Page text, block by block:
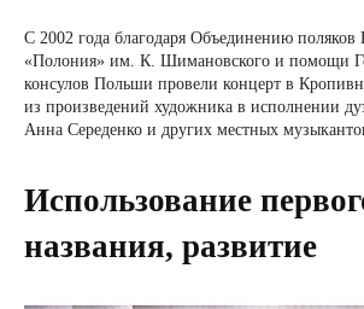
С 2002 года благодаря Объединению
«Полония» им. К. Шимановского и помощи
консулов Польши провели концерт в
из произведений художника в исполнении
Анна Середенко и других местных
Использование
названия, развитие